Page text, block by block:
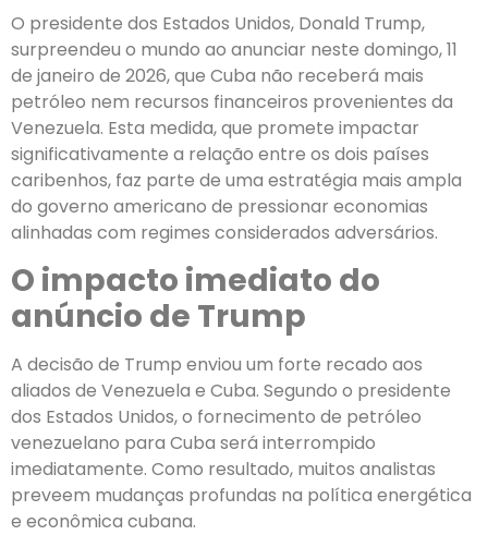
O presidente dos Estados Unidos, Donald Trump,
surpreendeu o mundo ao anunciar neste domingo, 11
de janeiro de 2026, que Cuba não receberá mais
petróleo nem recursos financeiros provenientes da
Venezuela. Esta medida, que promete impactar
significativamente a relação entre os dois países
caribenhos, faz parte de uma estratégia mais ampla
do governo americano de pressionar economias
alinhadas com regimes considerados adversários.
O impacto imediato do
anúncio de Trump
A decisão de Trump enviou um forte recado aos
aliados de Venezuela e Cuba. Segundo o presidente
dos Estados Unidos, o fornecimento de petróleo
venezuelano para Cuba será interrompido
imediatamente. Como resultado, muitos analistas
preveem mudanças profundas na política energética
e econômica cubana.